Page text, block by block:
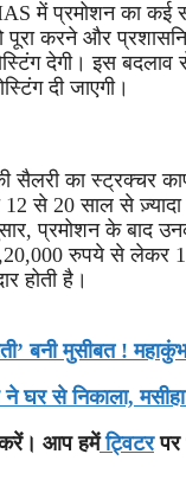
में प्रमोशन का कई
पूरा करने और
देगी। इस
दी जाएगी।
सैलरी का स्ट्रक्चर
से 20 साल से
प्रमोशन के बाद
1,20,000 रुपये से
होती है।
मुसीबत ! महाकुंभ
घर से निकाला,
करें। आप हमेंट्विटरपर